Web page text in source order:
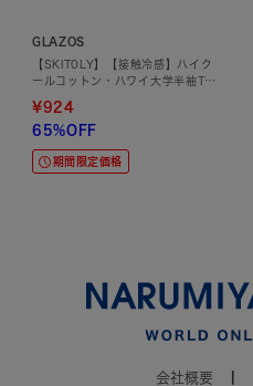
GLAZOS
【SKIT0LY】【接触冷感】ハイク
ールコットン・ハワイ大学半袖Tシ
¥924
65%OFF
期間限定価格
会社概要